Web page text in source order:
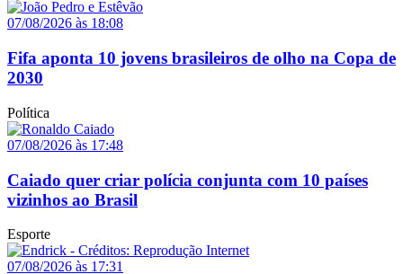
07/08/2026 às 18:08
Fifa aponta 10 jovens brasileiros de olho na Copa de
2030
Política
07/08/2026 às 17:48
Caiado quer criar polícia conjunta com 10 países
vizinhos ao Brasil
Esporte
07/08/2026 às 17:31